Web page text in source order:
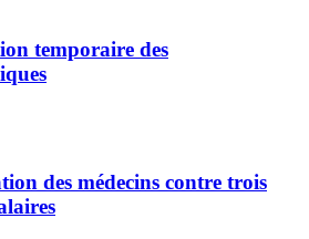
temporaire des
des médecins contre trois